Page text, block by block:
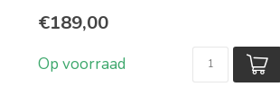
Teddy ...
€189,00
Op voorraad